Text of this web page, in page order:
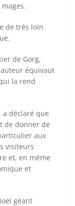
de très loin
de Gorg,
équivaut
la rend
a déclaré que
de donner de
aux
visiteurs
et, en même
et
géant